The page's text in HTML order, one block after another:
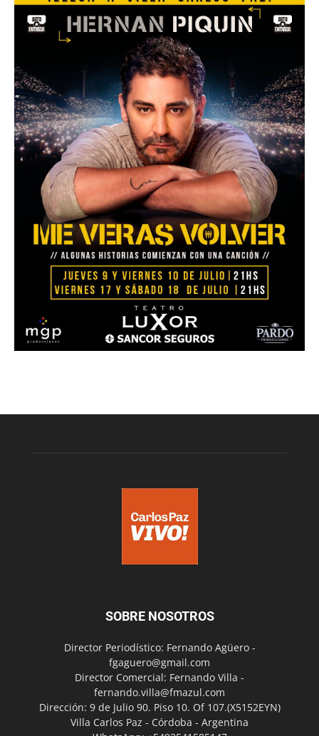
SOBRE NOSOTROS
Director Periodístico: Fernando Agüero -
fgaguero@gmail.com
Director Comercial: Fernando Villa -
fernando.villa@fmazul.com
Dirección: 9 de Julio 90. Piso 10. Of 107.(X5152EYN)
Villa Carlos Paz - Córdoba - Argentina